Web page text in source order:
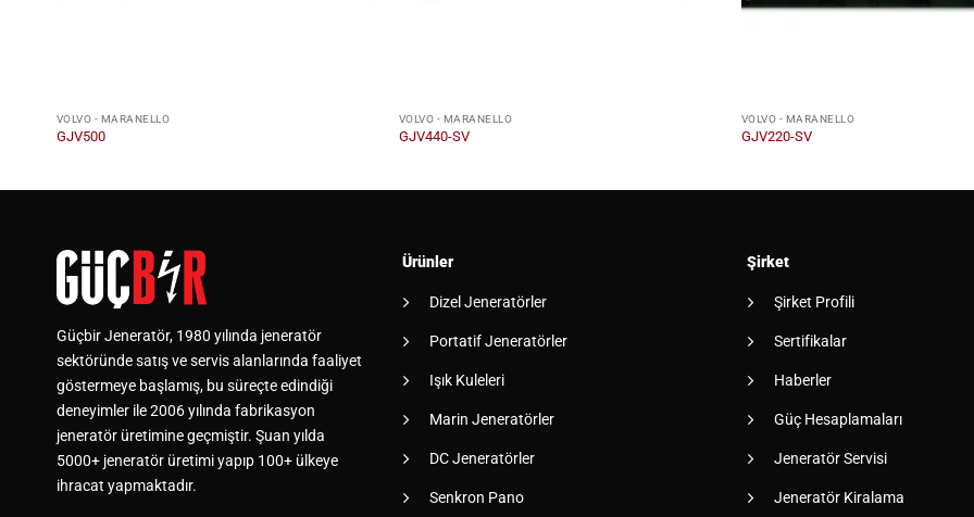
VOLVO - MARANELLO
GJV500
VOLVO - MARANELLO
GJV440-SV
VOLVO - MARANELLO
GJV220-SV
Güçbir Jeneratör, 1980 yılında jeneratör
sektöründe satış ve servis alanlarında faaliyet
göstermeye başlamış, bu süreçte edindiği
deneyimler ile 2006 yılında fabrikasyon
jeneratör üretimine geçmiştir. Şuan yılda
5000+ jeneratör üretimi yapıp 100+ ülkeye
ihracat yapmaktadır.
Ürünler
Dizel Jeneratörler
Portatif Jeneratörler
Işık Kuleleri
Marin Jeneratörler
DC Jeneratörler
Senkron Pano
Şirket
Şirket Profili
Sertifikalar
Haberler
Güç Hesaplamaları
Jeneratör Servisi
Jeneratör Kiralama